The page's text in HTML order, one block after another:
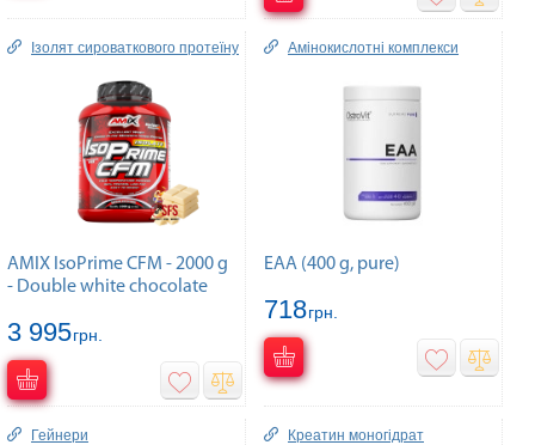
Ізолят сироваткового протеїну
AMIX IsoPrime CFM - 2000 g
- Double white chocolate
3 995грн.
Амінокислотні комплекси
EAA (400 g, pure)
718грн.
Гейнери Креатин моногідрат